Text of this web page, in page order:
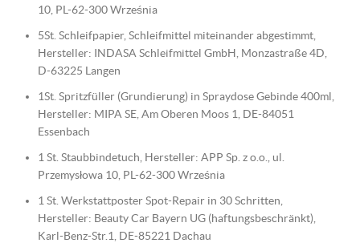
10, PL-62-300 Września
5St. Schleifpapier, Schleifmittel miteinander abgestimmt,
Hersteller: INDASA Schleifmittel GmbH, Monzastraße 4D,
D-63225 Langen
1St. Spritzfüller (Grundierung) in Spraydose Gebinde 400ml,
Hersteller: MIPA SE, Am Oberen Moos 1, DE-84051
Essenbach
1 St. Staubbindetuch, Hersteller: APP Sp. z o.o., ul.
Przemysłowa 10, PL-62-300 Września
1 St. Werkstattposter Spot-Repair in 30 Schritten,
Hersteller: Beauty Car Bayern UG (haftungsbeschränkt),
Karl-Benz-Str.1, DE-85221 Dachau